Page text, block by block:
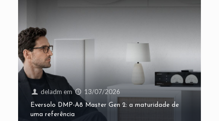
deladm em 13/07/2026
Eversolo DMP-A8 Master Gen 2: a maturidade de
uma referência